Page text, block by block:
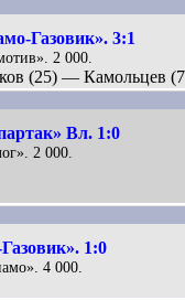
Газовик». 3:1
2 000.
(25) — Камольцев
Вл. 1:0
2 000.
1:0
4 000.